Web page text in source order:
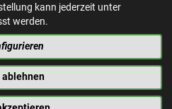
NACH OBEN
kann jederzeit unter
werden.
ablehnen